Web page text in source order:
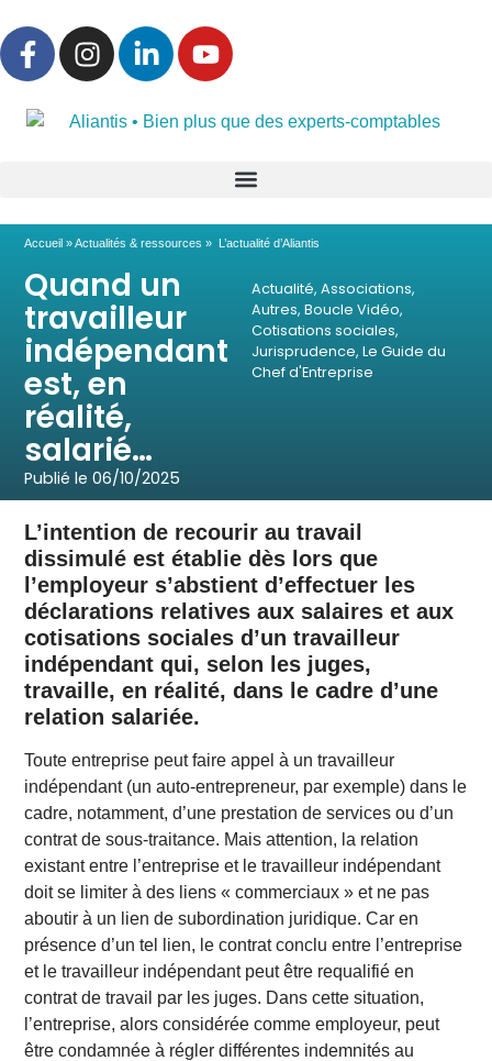
Accueil »Actualités & ressources » L’actualité d’Aliantis
Quand un
travailleur
indépendant
est, en
réalité,
salarié…
Publié le06/10/2025
Actualité, Associations,
Autres, Boucle Vidéo,
Cotisations sociales,
Jurisprudence, Le Guide du
Chef d'Entreprise
L’intention de recourir au travail
dissimulé est établie dès lors que
l’employeur s’abstient d’effectuer les
déclarations relatives aux salaires et aux
cotisations sociales d’un travailleur
indépendant qui, selon les juges,
travaille, en réalité, dans le cadre d’une
relation salariée.
Toute entreprise peut faire appel à un travailleur
indépendant (un auto-entrepreneur, par exemple) dans le
cadre, notamment, d’une prestation de services ou d’un
contrat de sous-traitance. Mais attention, la relation
existant entre l’entreprise et le travailleur indépendant
doit se limiter à des liens « commerciaux » et ne pas
aboutir à un lien de subordination juridique. Car en
présence d’un tel lien, le contrat conclu entre l’entreprise
et le travailleur indépendant peut être requalifié en
contrat de travail par les juges. Dans cette situation,
l’entreprise, alors considérée comme employeur, peut
être condamnée à régler différentes indemnités au